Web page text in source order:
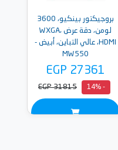
بروجيكتور بينكيو، 3600
لومن، دقة عرض WXGA،
HDMI، عالي التباين، أبيض -
MW550
EGP 27361
- 14%
EGP 31815